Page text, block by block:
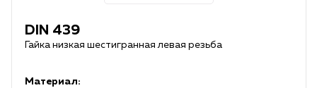
DIN 439
Гайка низкая шестигранная левая резьба
Материал: